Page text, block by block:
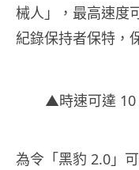
械人」，最高速度
紀錄保持者保特，
▲時速可達 10
為令「黑豹 2.0」